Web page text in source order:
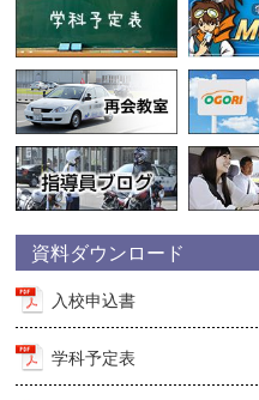
資料ダウンロード
入校申込書
学科予定表